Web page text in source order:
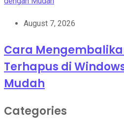
August 7, 2026
Cara
Terhapus di
Mudah
Categories